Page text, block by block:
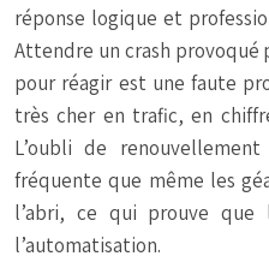
réponse logique et
Attendre un crash provoqué
pour réagir est une faute
très cher en trafic, en
L’oubli de
fréquente que même les
l’abri, ce qui prouve
l’automatisation.